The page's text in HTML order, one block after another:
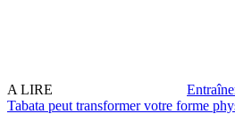
A LIRE
Tabata peut transformer votre forme